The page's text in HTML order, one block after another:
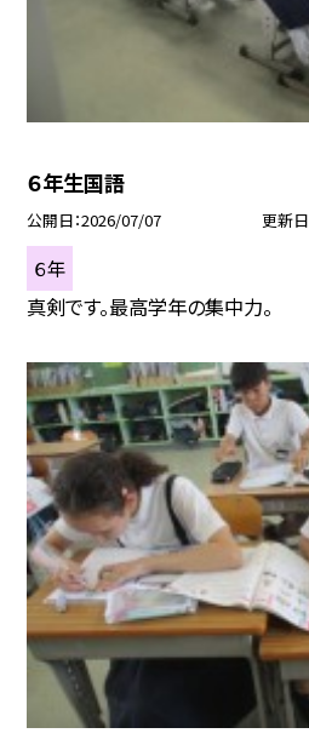
６年生国語
公開日 2026/07/07 更新日
６年
真剣です。最高学年の集中力。